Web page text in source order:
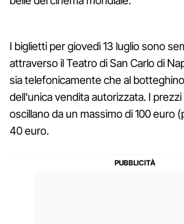
I biglietti per giovedì 13 luglio sono
attraverso il Teatro di San Carlo di
sia telefonicamente che al
dell'unica vendita autorizzata. I
oscillano da un massimo di 100 euro
40 euro.